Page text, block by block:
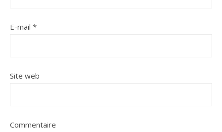
E-mail *
Site web
Commentaire